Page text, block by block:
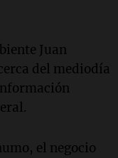
Juan
del mediodía
el negocio